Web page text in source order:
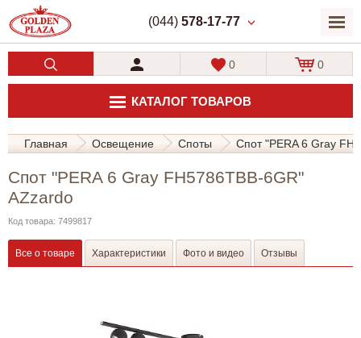
(044) 578-17-77
КАТАЛОГ ТОВАРОВ
0 0
Главная Освещение Споты Спот "PERA 6 Gray
Спот "PERA 6 Gray FH5786TBB-6GR"
AZzardo
Код товара: 7499817
Все о товаре Характеристики Фото и видео Отзывы